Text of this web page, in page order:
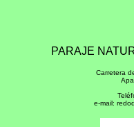
PARAJE
Carretera
e-mail: